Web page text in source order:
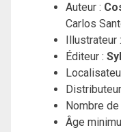
Auteur :
Carlos
Illustrateur :
Éditeur :
Nombre de
Âge